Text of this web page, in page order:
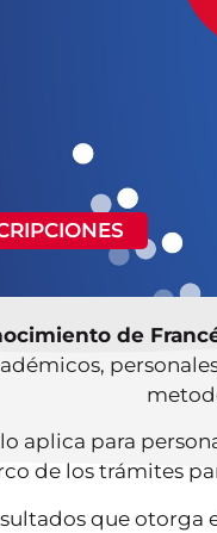
de
aplica para
de los trámites
que otorga